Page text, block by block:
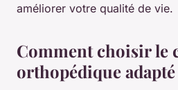
améliorer votre qualité de vie.
Comment choisir le
orthopédique